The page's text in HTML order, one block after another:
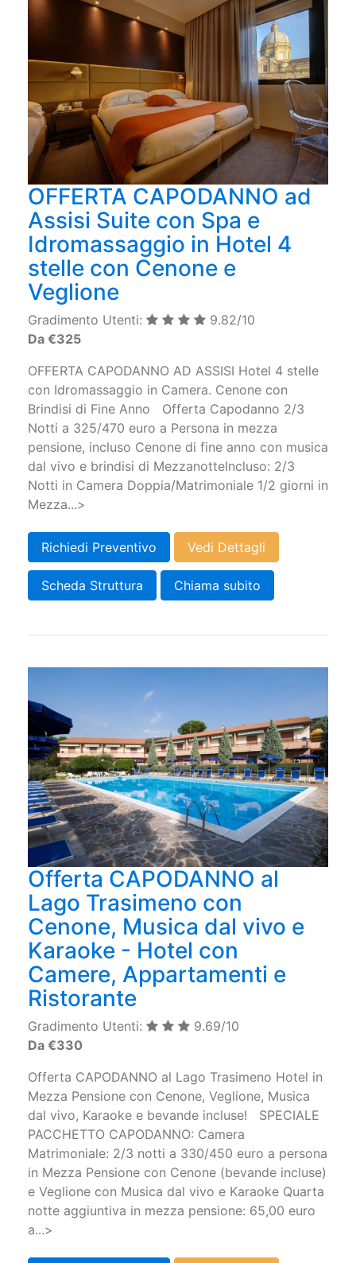
OFFERTA CAPODANNO ad
Assisi Suite con Spa e
Idromassaggio in Hotel 4
stelle con Cenone e
Veglione
Gradimento Utenti:
9.82/10
Da €325
OFFERTA CAPODANNO AD ASSISI Hotel 4 stelle
con Idromassaggio in Camera. Cenone con
Brindisi di Fine Anno Offerta Capodanno 2/3
Notti a 325/470 euro a Persona in mezza
pensione, incluso Cenone di fine anno con musica
dal vivo e brindisi di Mezzanotte ​Incluso: 2/3
Notti in Camera Doppia/Matrimoniale 1/2 giorni in
Mezza...>
Richiedi Preventivo Vedi Dettagli
Scheda Struttura Chiama subito
Offerta CAPODANNO al
Lago Trasimeno con
Cenone, Musica dal vivo e
Karaoke - Hotel con
Camere, Appartamenti e
Ristorante
Gradimento Utenti:
9.69/10
Da €330
Offerta CAPODANNO al Lago Trasimeno Hotel in
Mezza Pensione con Cenone, Veglione, Musica
dal vivo, Karaoke e bevande incluse! SPECIALE
PACCHETTO CAPODANNO: Camera
Matrimoniale: 2/3 notti a 330/450 euro a persona
in Mezza Pensione con Cenone (bevande incluse)
e Veglione con Musica dal vivo e Karaoke Quarta
notte aggiuntiva in mezza pensione: 65,00 euro
a...>